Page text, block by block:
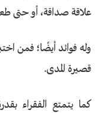
علاقة صداقة، أو حتى
وله فوائد أيضًا؛ فمن
قصيرة المدى.
كما يتمتع الفقراء